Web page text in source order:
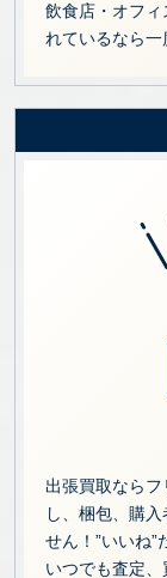
飲食店・オフ
れているなら一
出張買取なら
し、梱包、購
せん！”いいね
いつでも査定